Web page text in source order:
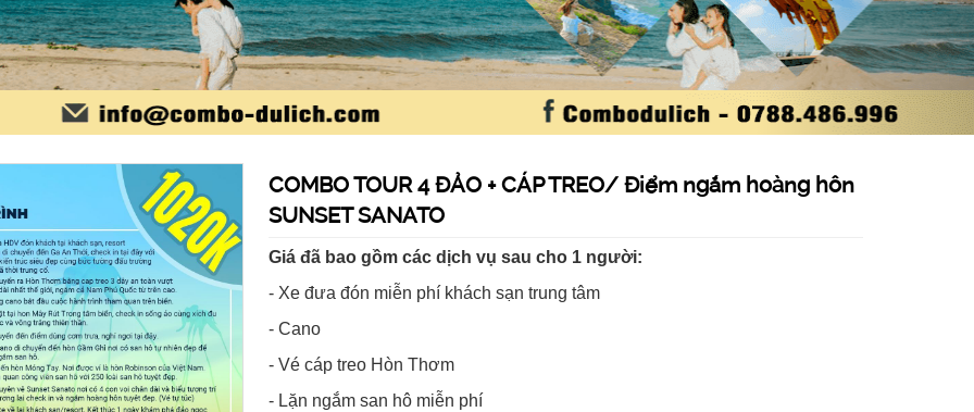
COMBO TOUR 4 ĐẢO + CÁP TREO/ Điểm ngắm hoàng hôn
SUNSET SANATO
Giá đã bao gồm các dịch vụ sau cho 1 người:
- Xe đưa đón miễn phí khách sạn trung tâm
- Cano
- Vé cáp treo Hòn Thơm
- Lặn ngắm san hô miễn phí